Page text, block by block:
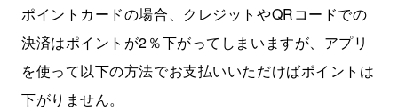
ポイントカードの場合、クレジットやQRコードでの
決済はポイントが2％下がってしまいますが、アプリ
を使って以下の方法でお支払いいただけばポイントは
下がりません。